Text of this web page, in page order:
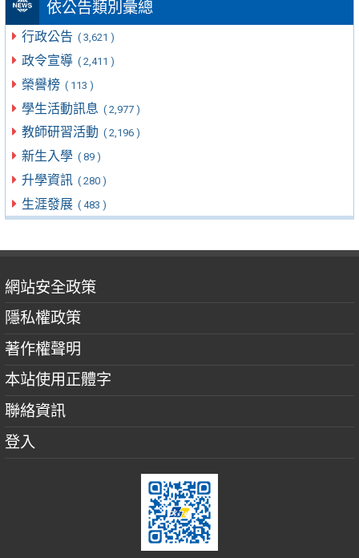
依公告類別彙總
行政公告 ( 3,621 )
政令宣導 ( 2,411 )
榮譽榜 ( 113 )
學生活動訊息 ( 2,977 )
教師研習活動 ( 2,196 )
新生入學 ( 89 )
升學資訊 ( 280 )
生涯發展 ( 483 )
網站安全政策
隱私權政策
著作權聲明
本站使用正體字
聯絡資訊
登入